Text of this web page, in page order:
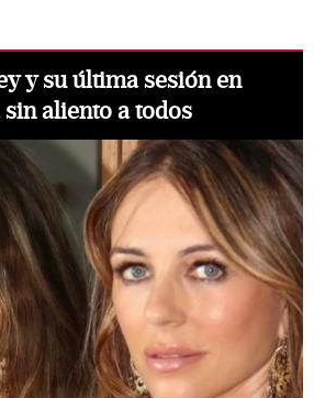
y su última sesión en
aliento a todos